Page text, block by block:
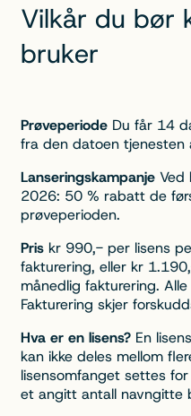
Vilkår du bør
bruker
Prøveperiode Du får 14
fra den datoen tjenesten
Lanseringskampanje Ved
2026: 50 % rabatt de
prøveperioden.
Pris kr 990,- per lisens
fakturering, eller kr
månedlig fakturering.
Fakturering skjer
Hva er en lisens? En
kan ikke deles mellom
lisensomfanget settes
et angitt antall navngitte